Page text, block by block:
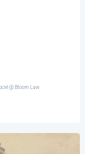
@ Bloom Law